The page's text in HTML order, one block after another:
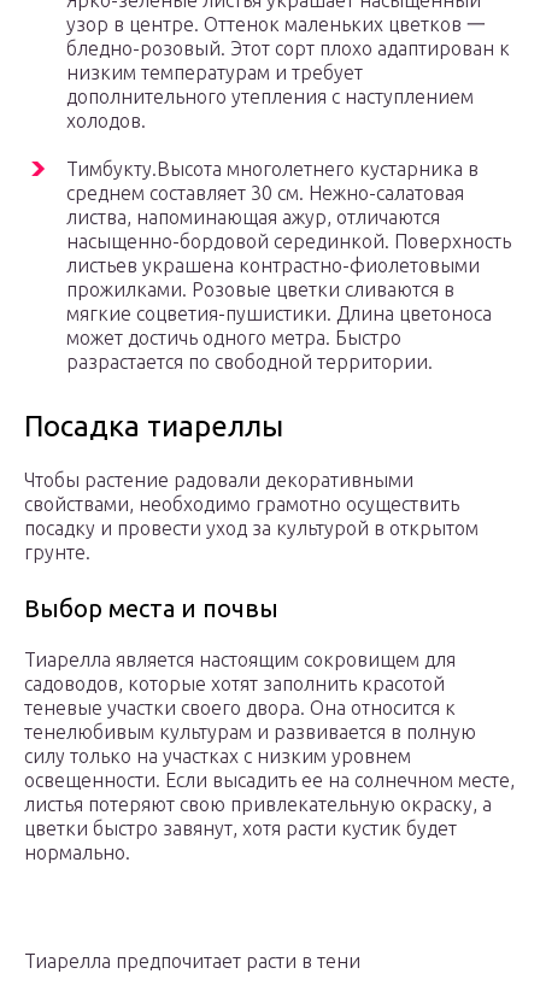
узор в центре. Оттенок маленьких цветков 一
бледно-розовый. Этот сорт плохо адаптирован к
низким температурам и требует
дополнительного утепления с наступлением
холодов.
Тимбукту.Высота многолетнего кустарника в
среднем составляет 30 см. Нежно-салатовая
листва, напоминающая ажур, отличаются
насыщенно-бордовой серединкой. Поверхность
листьев украшена контрастно-фиолетовыми
прожилками. Розовые цветки сливаются в
мягкие соцветия-пушистики. Длина цветоноса
может достичь одного метра. Быстро
разрастается по свободной территории.
Посадка тиареллы
Чтобы растение радовали декоративными
свойствами, необходимо грамотно осуществить
посадку и провести уход за культурой в открытом
грунте.
Выбор места и почвы
Тиарелла является настоящим сокровищем для
садоводов, которые хотят заполнить красотой
теневые участки своего двора. Она относится к
тенелюбивым культурам и развивается в полную
силу только на участках с низким уровнем
освещенности. Если высадить ее на солнечном месте,
листья потеряют свою привлекательную окраску, а
цветки быстро завянут, хотя расти кустик будет
нормально.
Тиарелла предпочитает расти в тени